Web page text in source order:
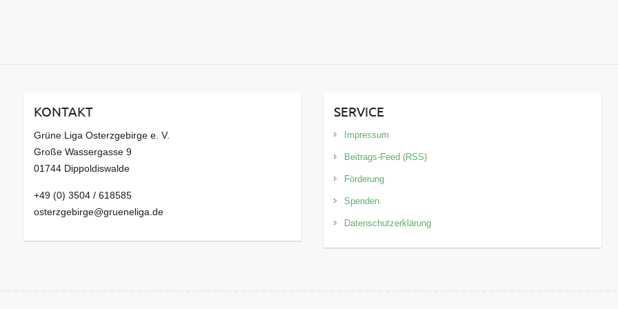
KONTAKT
Grüne Liga Osterzgebirge e. V.
Große Wassergasse 9
01744 Dippoldiswalde
+49 (0) 3504 / 618585
osterzgebirge@grueneliga.de
SERVICE
Impressum
Beitrags-Feed (RSS)
Förderung
Spenden
Datenschutzerklärung